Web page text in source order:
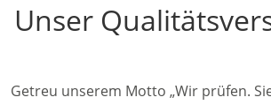
Unser
Getreu unserem Motto „Wir prüfen.